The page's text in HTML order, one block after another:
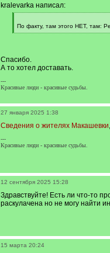
kralevarka написал:
q
]
По факту, там этого НЕТ, там:
[
Спасибо.
А то хотел доставать.
---
Красивые люди - красивые судьбы.
27 января 2025 1:38
Сведения о жителях Макашевки
---
Красивые люди - красивые судьбы.
12 сентября 2025 15:28
Здравствуйте! Есть ли что-то
раскулачена но не могу найти
15 марта 20:24